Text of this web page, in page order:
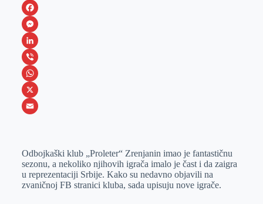
F
a
c
e
b
o
M
e
s
s
e
e
r
L
i
n
k
I
n
V
i
b
W
h
s
A
p
X
a
i
l
Odbojkaški klub „Proleter“ Zrenjanin imao je fantastičnu
sezonu, a nekoliko njihovih igrača imalo je čast i da zaigra
u reprezentaciji Srbije. Kako su nedavno objavili na
zvaničnoj FB stranici kluba, sada upisuju nove igrače.